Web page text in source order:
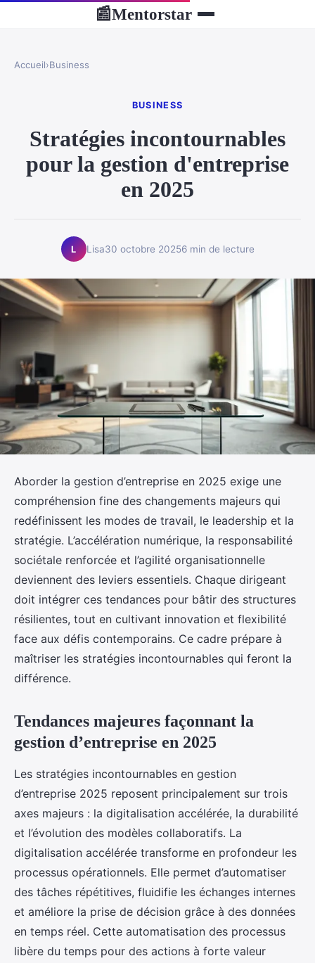
📰Mentorstar
Accueil›Business
BUSINESS
Stratégies incontournables
pour la gestion d'entreprise
en 2025
L Lisa30 octobre 20256 min de lecture
Aborder la gestion d’entreprise en 2025 exige une
compréhension fine des changements majeurs qui
redéfinissent les modes de travail, le leadership et la
stratégie. L’accélération numérique, la responsabilité
sociétale renforcée et l’agilité organisationnelle
deviennent des leviers essentiels. Chaque dirigeant
doit intégrer ces tendances pour bâtir des structures
résilientes, tout en cultivant innovation et flexibilité
face aux défis contemporains. Ce cadre prépare à
maîtriser les stratégies incontournables qui feront la
différence.
Tendances majeures façonnant la
gestion d’entreprise en 2025
Les stratégies incontournables en gestion
d’entreprise 2025 reposent principalement sur trois
axes majeurs : la digitalisation accélérée, la durabilité
et l’évolution des modèles collaboratifs. La
digitalisation accélérée transforme en profondeur les
processus opérationnels. Elle permet d’automatiser
des tâches répétitives, fluidifie les échanges internes
et améliore la prise de décision grâce à des données
en temps réel. Cette automatisation des processus
libère du temps pour des actions à forte valeur